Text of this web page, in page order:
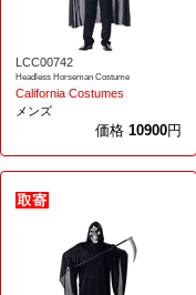
LCC00742
Headless Horseman Costume
California Costumes
メンズ
価格 10900円